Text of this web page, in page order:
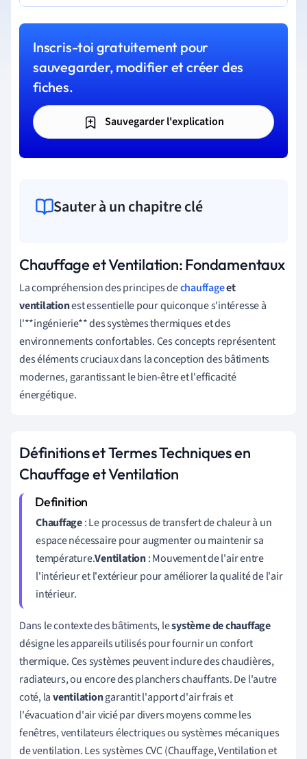
Inscris-toi gratuitement pour
sauvegarder, modifier et créer des
fiches.
Sauvegarder l'explication
Sauter à un chapitre clé
Chauffage et Ventilation: Fondamentaux
La compréhension des principes dechauffageet
ventilationest essentielle pour quiconque s'intéresse à
l'**ingénierie** des systèmes thermiques et des
environnements confortables. Ces concepts représentent
des éléments cruciaux dans la conception des bâtiments
modernes, garantissant le bien-être et l'efficacité
énergétique.
Définitions et Termes Techniques en
Chauffage et Ventilation
Chauffage: Le processus de transfert de chaleur à un
espace nécessaire pour augmenter ou maintenir sa
température.Ventilation: Mouvement de l'air entre
l'intérieur et l'extérieur pour améliorer la qualité de l'air
intérieur.
Dans le contexte des bâtiments, lesystème de chauffage
désigne les appareils utilisés pour fournir un confort
thermique. Ces systèmes peuvent inclure des chaudières,
radiateurs, ou encore des planchers chauffants. De l'autre
coté, laventilationgarantit l'apport d'air frais et
l'évacuation d'air vicié par divers moyens comme les
fenêtres, ventilateurs électriques ou systèmes mécaniques
de ventilation. Les systèmes CVC (Chauffage, Ventilation et